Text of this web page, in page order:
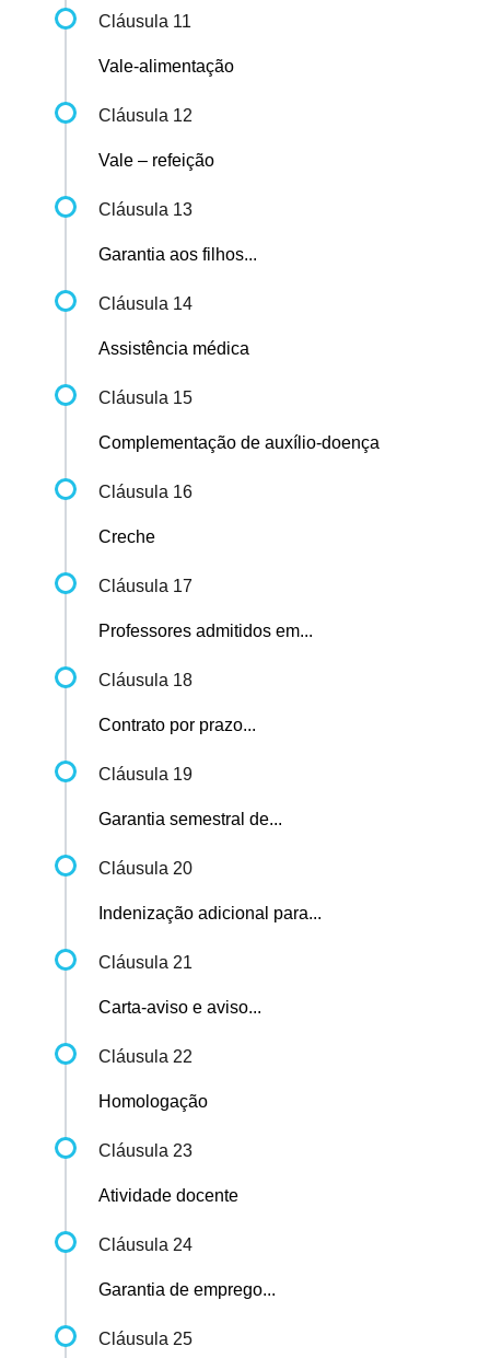
Cláusula 11
Vale-alimentação
Cláusula 12
Vale – refeição
Cláusula 13
Garantia aos filhos...
Cláusula 14
Assistência médica
Cláusula 15
Complementação de auxílio-doença
Cláusula 16
Creche
Cláusula 17
Professores admitidos em...
Cláusula 18
Contrato por prazo...
Cláusula 19
Garantia semestral de...
Cláusula 20
Indenização adicional para...
Cláusula 21
Carta-aviso e aviso...
Cláusula 22
Homologação
Cláusula 23
Atividade docente
Cláusula 24
Garantia de emprego...
Cláusula 25